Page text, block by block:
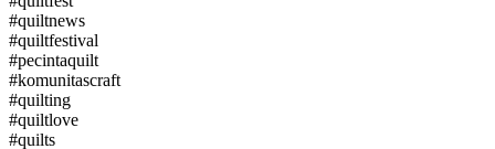
#quiltnews
#quiltfestival
#pecintaquilt
#komunitascraft
#quilting
#quiltlove
#quilts